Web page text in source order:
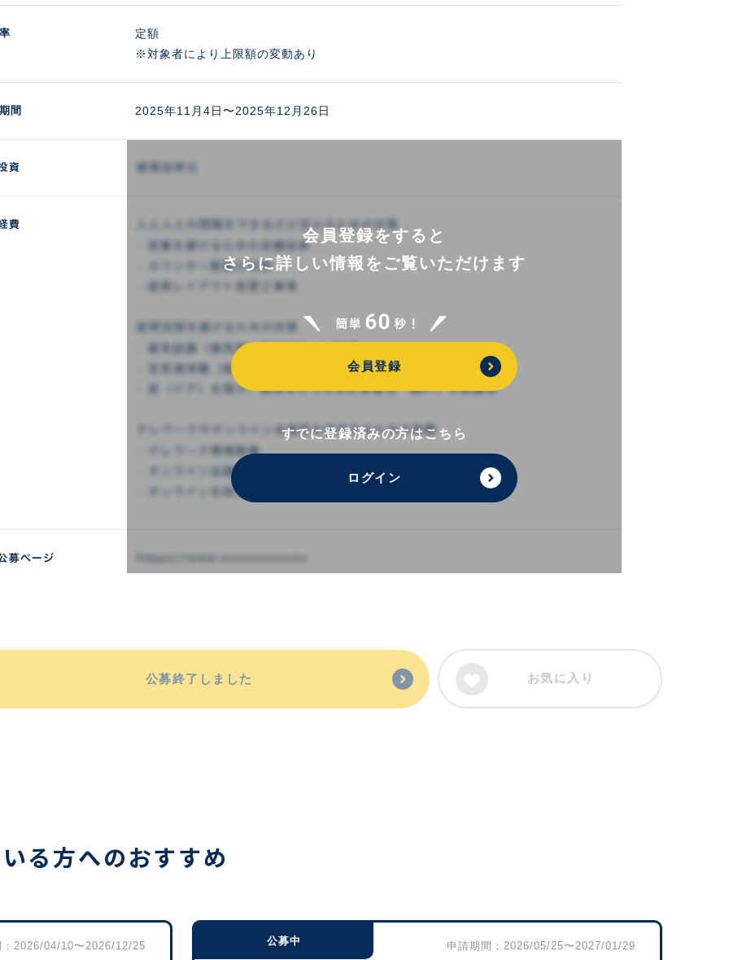
定額
※対象者により上限額の変動あり
間 2025年11月4日〜2025年12月26日
会員登録をすると
さらに詳しい情報を ご覧いただけます
会員登録
すでに登録済みの方はこちら
ログイン
公募終了しました お気に入り
る方へのおすすめ
：2026/04/10〜2026/12/25 公募中 申請期間：2026/05/25〜2027/01/29